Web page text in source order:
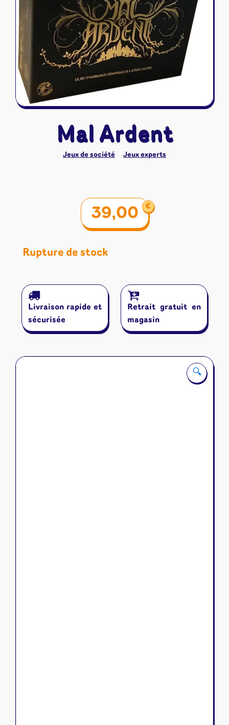
Naruto Mythos
Autres
Tapis de jeu
🔍
Mal Ardent
Jeux de société Jeux experts
39,00 €
Rupture de stock
Livraison rapide et
sécurisée
Retrait gratuit en
magasin